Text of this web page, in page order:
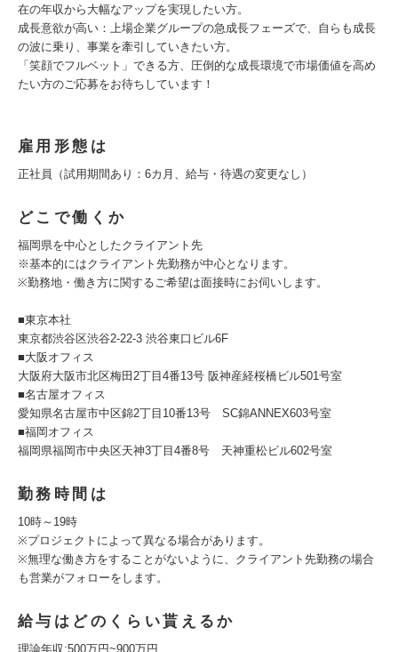
在の年収から大幅なアップを実現したい方。
成長意欲が高い：上場企業グループの急成長フェーズで、自らも成長
の波に乗り、事業を牽引していきたい方。
「笑顔でフルベット」できる方、圧倒的な成長環境で市場価値を高め
たい方のご応募をお待ちしています！
雇用形態は
正社員（試用期間あり：6カ月、給与・待遇の変更なし）
どこで働くか
福岡県を中心としたクライアント先
※基本的にはクライアント先勤務が中心となります。
※勤務地・働き方に関するご希望は面接時にお伺いします。
■東京本社
東京都渋谷区渋谷2-22-3 渋谷東口ビル6F
■大阪オフィス
大阪府大阪市北区梅田2丁目4番13号 阪神産経桜橋ビル501号室
■名古屋オフィス
愛知県名古屋市中区錦2丁目10番13号 SC錦ANNEX603号室
■福岡オフィス
福岡県福岡市中央区天神3丁目4番8号 天神重松ビル602号室
勤務時間は
10時～19時
※プロジェクトによって異なる場合があります。
※無理な働き⽅をすることがないように、クライアント先勤務の場合
も営業がフォローをします。
給与はどのくらい貰えるか
理論年収:500万円~900万円